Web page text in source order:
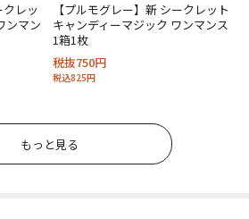
クレッ
ンマン
【プルモグレー】新 シークレット
キャンディーマジック ワンマンス
1箱1枚
税抜750円
税込825円
もっと見る